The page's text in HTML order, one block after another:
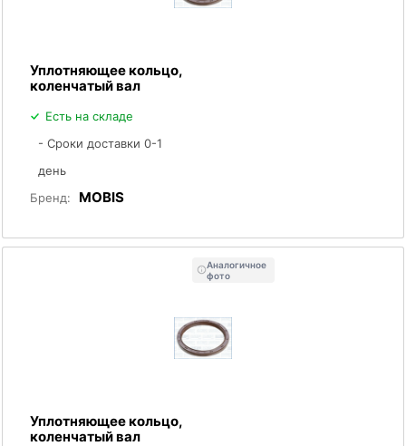
Уплотняющее кольцо,
коленчатый вал
Есть на складе
- Сроки доставки 0-1
день
Бренд:
MOBIS
Аналогичное
фото
Уплотняющее кольцо,
коленчатый вал